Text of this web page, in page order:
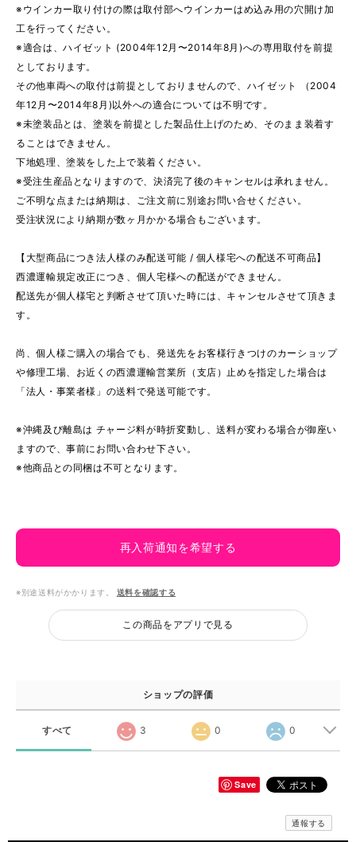
※ウインカー取り付けの際は取付部へウインカーはめ込み用の穴開け加
工を行ってください。
※適合は、ハイゼット (2004年12月〜2014年8月)への専用取付を前提
としております。
その他車両への取付は前提としておりませんので、ハイゼット （2004
年12月〜2014年8月)以外への適合については不明です。
※未塗装品とは、塗装を前提とした製品仕上げのため、そのまま装着す
ることはできません。
下地処理、塗装をした上で装着ください。
※受注生産品となりますので、決済完了後のキャンセルは承れません。
ご不明な点または納期は、ご注文前に別途お問い合せください。
受注状況により納期が数ヶ月かかる場合もございます。
【大型商品につき法人様のみ配送可能 / 個人様宅への配送不可商品】
西濃運輸規定改正につき、個人宅様への配送ができません。
配送先が個人様宅と判断させて頂いた時には、キャンセルさせて頂きま
す。
尚、個人様ご購入の場合でも、発送先をお客様行きつけのカーショップ
や修理工場、お近くの西濃運輸営業所（支店）止めを指定した場合は
「法人・事業者様」の送料で発送可能です。
※沖縄及び離島は チャージ料が時折変動し、送料が変わる場合が御座い
ますので、事前にお問い合わせ下さい。
※他商品との同梱は不可となります。
再入荷通知を希望する
※別途送料がかかります。 送料を確認する
この商品をアプリで見る
ショップの評価
すべて 3 0 0
Save
通報する